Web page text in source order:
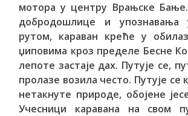
мотора у центру Врањске
добродошлице и упознавања
рутом, караван креће у
џиповима кроз пределе Бесне
лепоте застаје дах. Путује се,
пролазе возила често. Путује се
нетакнуте природе, обојене
Учесници каравана на свом